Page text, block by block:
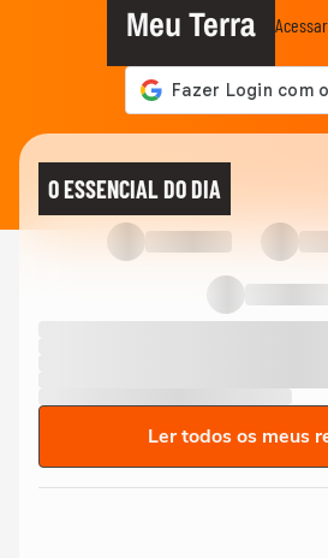
Meu Terra
O ESSENCIAL DO DIA
Ler todos os meus